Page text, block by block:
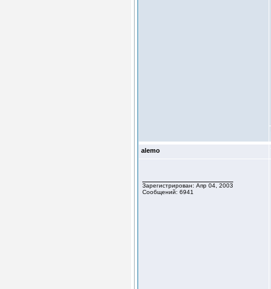
alemo
Зарегистрирован: Апр 04, 2003
Сообщений: 6941